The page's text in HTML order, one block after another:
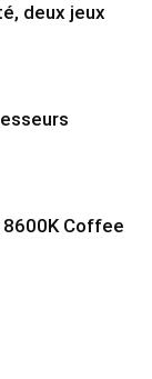
deux jeux
Coffee